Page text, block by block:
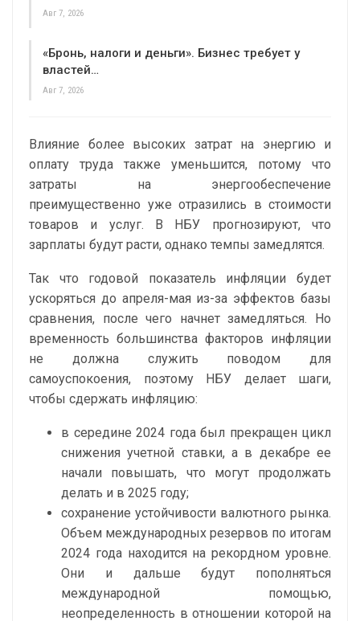
Авг 7, 2026
«Бронь, налоги и деньги». Бизнес требует у
властей…
Авг 7, 2026
Влияние более высоких затрат на энергию и
оплату труда также уменьшится, потому что
затраты на энергообеспечение
преимущественно уже отразились в стоимости
товаров и услуг. В НБУ прогнозируют, что
зарплаты будут расти, однако темпы замедлятся.
Так что годовой показатель инфляции будет
ускоряться до апреля-мая из-за эффектов базы
сравнения, после чего начнет замедляться. Но
временность большинства факторов инфляции
не должна служить поводом для
самоуспокоения, поэтому НБУ делает шаги,
чтобы сдержать инфляцию:
в середине 2024 года был прекращен цикл
снижения учетной ставки, а в декабре ее
начали повышать, что могут продолжать
делать и в 2025 году;
сохранение устойчивости валютного рынка.
Объем международных резервов по итогам
2024 года находится на рекордном уровне.
Они и дальше будут пополняться
международной помощью,
неопределенность в отношении которой на